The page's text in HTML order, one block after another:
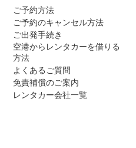
ご予約方法
ご予約のキャンセル方法
ご出発手続き
空港からレンタカーを借りる
方法
よくあるご質問
免責補償のご案内
レンタカー会社一覧